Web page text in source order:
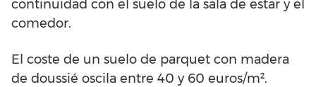
continuidad con el suelo de la sala de estar y el
comedor.
El coste de un suelo de parquet con madera
de doussié oscila entre 40 y 60 euros/m².